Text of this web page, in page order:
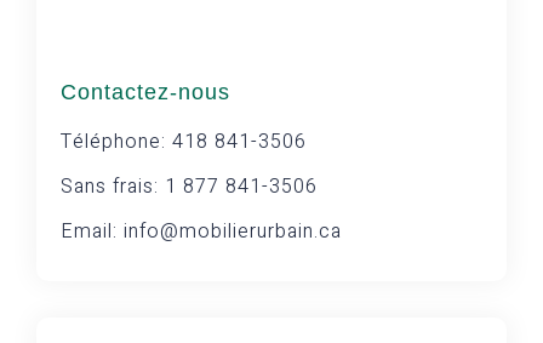
Contactez-nous
Téléphone: 418 841-3506
Sans frais: 1 877 841-3506
Email: info@mobilierurbain.ca